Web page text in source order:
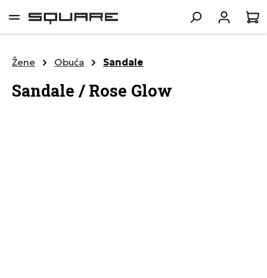
sadržaj
Žene Obuća Sandale
Sandale / Rose Glow